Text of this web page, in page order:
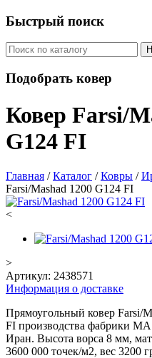
Быстрый поиск
Подобрать ковер
Ковер Farsi/
G124 FI
Главная / Каталог / Ковры /
Farsi/Mashad 1200 G124 FI
<
>
Артикул: 2438571
Информация о доставке
Прямоугольный ковер Farsi/
FI производства фабрики
Иран. Высота ворса 8 мм,
3600 000 точек/м2, вес 3200